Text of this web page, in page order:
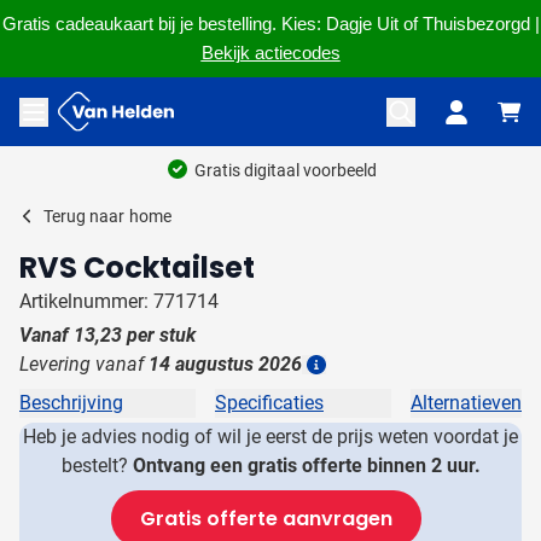
Gratis cadeaukaart bij je bestelling. Kies: Dagje Uit of Thuisbezorgd |
Bekijk actiecodes
Ga naar de inhoud
Menu openen
Gratis digitaal voorbeeld
Terug naar home
RVS Cocktailset
Artikelnummer: 771714
Vanaf 13,23 per stuk
Levering vanaf 14 augustus 2026
Beschrijving Specificaties
Alternatieven
Heb je advies nodig of wil je eerst de prijs weten voordat je
bestelt? Ontvang een gratis offerte binnen 2 uur.
Gratis offerte aanvragen